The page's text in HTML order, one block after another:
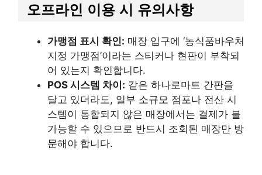
오프라인 이용 시 유의사항
가맹점 표시 확인: 매장 입구에 ‘농식품바우처
지정 가맹점’이라는 스티커나 현판이 부착되
어 있는지 확인합니다.
POS 시스템 차이: 같은 하나로마트 간판을
달고 있더라도, 일부 소규모 점포나 전산 시
스템이 통합되지 않은 매장에서는 결제가 불
가능할 수 있으므로 반드시 조회된 매장만 방
문해야 합니다.